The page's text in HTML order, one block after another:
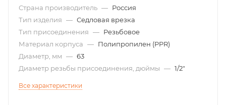
Страна производитель — Россия
Тип изделия — Седловая врезка
Тип присоединения — Резьбовое
Материал корпуса — Полипропилен (PPR)
Диаметр, мм — 63
Диаметр резьбы присоединения, дюймы — 1/2"
Все характеристики